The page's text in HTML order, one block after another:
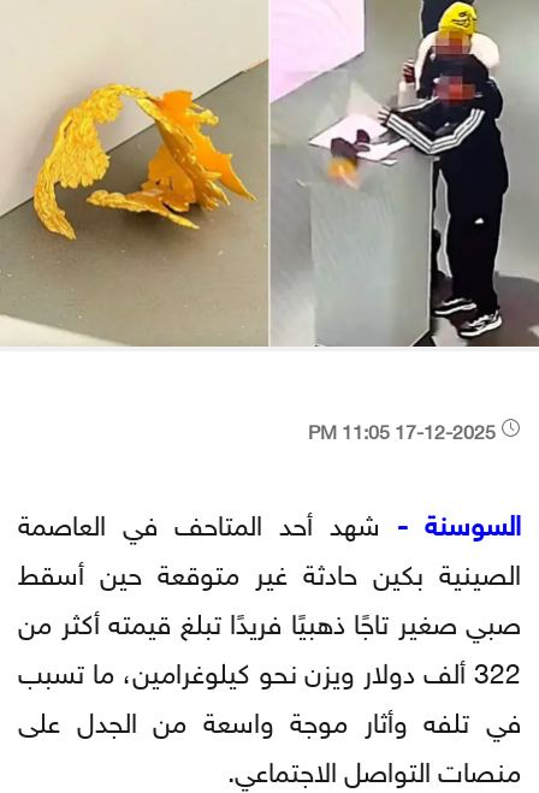
السوسنة - شهد أحد المتاحف في العاصمة
الصينية بكين حادثة غير متوقعة حين أسقط
صبي صغير تاجًا ذهبيًا فريدًا تبلغ قيمته أكثر من
322 ألف دولار ويزن نحو كيلوغرامين، ما تسبب
في تلفه وأثار موجة واسعة من الجدل على
منصات التواصل الاجتماعي.